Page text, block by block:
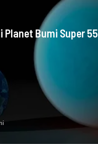
Bumi Super 55